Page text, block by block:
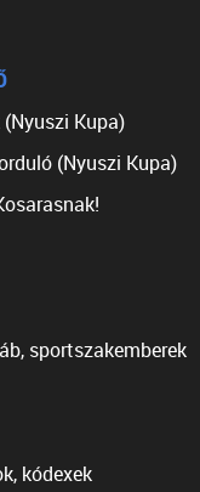
(Nyuszi Kupa)
(Nyuszi Kupa)
sportszakemberek
kódexek